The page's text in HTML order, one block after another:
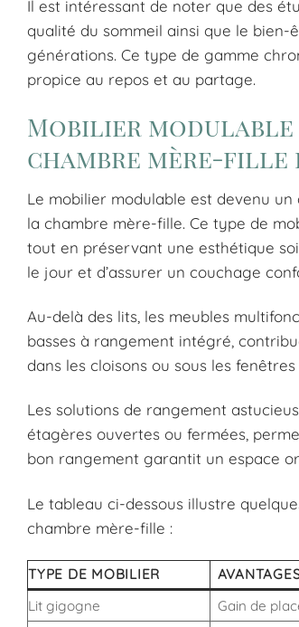
Il est intéressant de noter que des
qualité du sommeil ainsi que le
générations. Ce type de gamme
propice au repos et au partage.
Mobilier
chambre mère-
Le mobilier modulable est devenu
la chambre mère-fille. Ce type de
tout en préservant une esthétique
le jour et d’assurer un couchage
Au-delà des lits, les meubles
basses à rangement intégré,
dans les cloisons ou sous les
Les solutions de rangement
étagères ouvertes ou fermées,
bon rangement garantit un espace
Le tableau ci-dessous illustre
chambre mère-fille :
TYPE DE MOBILIER
Lit gigogne
Gain de